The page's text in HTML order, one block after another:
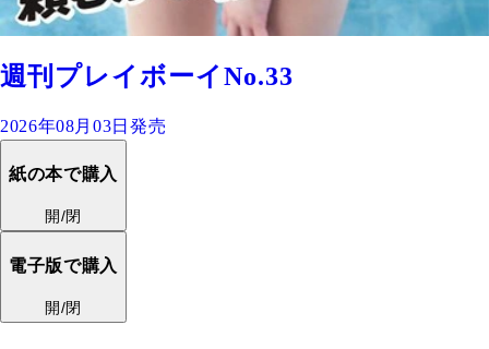
週刊プレイボーイNo.33
2026年08月03日発売
紙の本で購入
開/閉
電子版で購入
開/閉